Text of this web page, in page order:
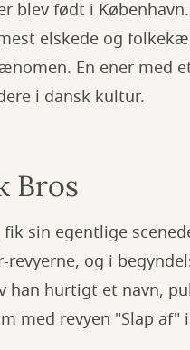
blev født i
elskede og
En ener med
i dansk kultur.
Bros
sin egentlige
og i
han hurtigt et navn,
med revyen "Slap af" i